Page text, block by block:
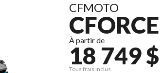
CFMOTO
À partir de
18 749 $
Tous frais inclus